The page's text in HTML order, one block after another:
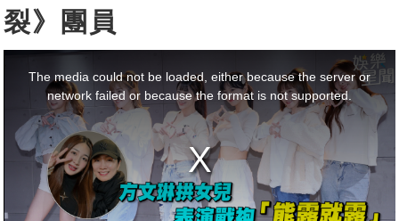
裂》團員
The media could not be loaded, either because the server or
network failed or because the format is not supported.